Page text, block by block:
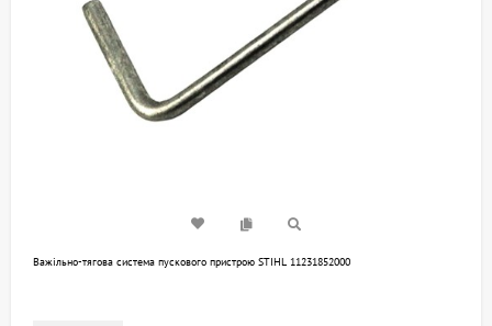
Важільно-тягова система пускового пристрою STIHL 11231852000